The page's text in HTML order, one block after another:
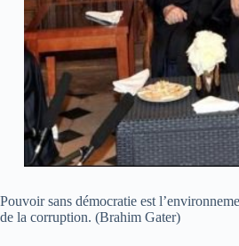
Pouvoir sans démocratie est
de la corruption. (Brahim Gater)